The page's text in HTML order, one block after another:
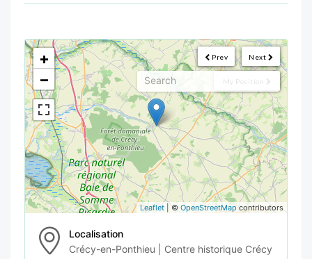
Next
Prev
My Position
<!---->
+
−
Leaflet | © OpenStreetMap contributors
Localisation
Crécy-en-Ponthieu | Centre historique Crécy